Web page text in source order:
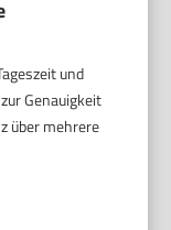
und
Genauigkeit
über mehrere